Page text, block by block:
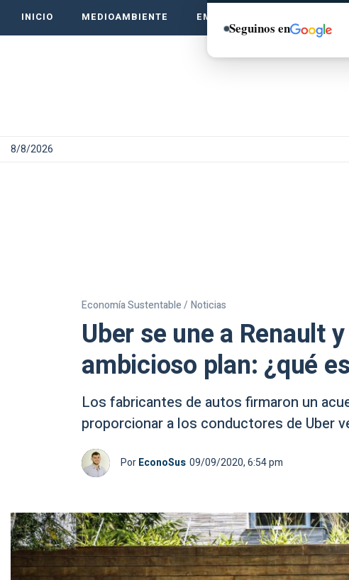
INICIO MEDIOAMBIENTE EMPRENDE VERDE
8/8/2026
Economía Sustentable / Noticias
Uber se une a Renault
ambicioso plan: ¿qué
Los fabricantes de autos firmaron un
proporcionar a los conductores de Uber
PorEconoSus 09/09/2020, 6:54 pm
Seguinos en